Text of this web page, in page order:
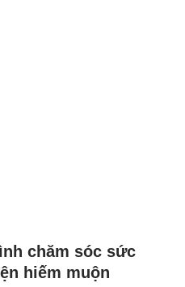
chăm sóc sức
hiếm muộn